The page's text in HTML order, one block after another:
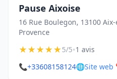
Pause Aixoise
16 Rue Boulegon, 13100
Provence
★★★★★5/5•1 avis
📞+33608158124🌐Site web